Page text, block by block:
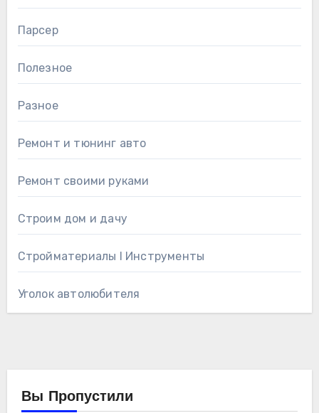
Парсер
Полезное
Разное
Ремонт и тюнинг авто
Ремонт своими руками
Строим дом и дачу
Стройматериалы l Инструменты
Уголок автолюбителя
Вы Пропустили